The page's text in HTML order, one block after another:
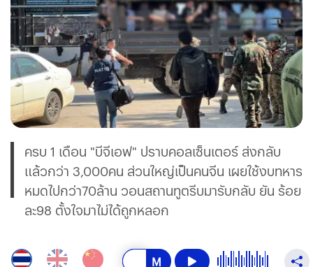
ครบ 1 เดือน "บีจีเอฟ" ปราบคอลเซ็นเตอร์ ส่งกลับ
แล้วกว่า 3,000คน ส่วนใหญ่เป็นคนจีน เผยใช้งบทหาร
หมดไปกว่า70ล้าน วอนสถานทูตรีบมารับกลับ ยัน ร้อย
ละ98 ตั้งใจมาไม่ได้ถูกหลอก